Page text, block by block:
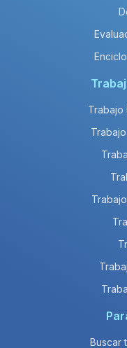
Trabajo
Buscar